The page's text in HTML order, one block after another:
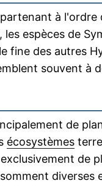
à l'ordre
espèces de
fine des autres
souvent à
de
écosystèmes
de
diverses